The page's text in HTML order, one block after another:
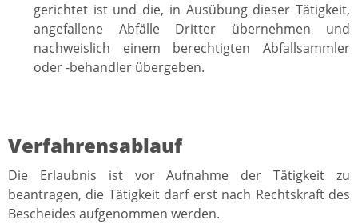
gerichtet ist und die, in Ausübung dieser Tätigkeit,
angefallene Abfälle Dritter übernehmen und
nachweislich einem berechtigten Abfallsammler
oder -behandler übergeben.
Verfahrensablauf
Die Erlaubnis ist vor Aufnahme der Tätigkeit zu
beantragen, die Tätigkeit darf erst nach Rechtskraft des
Bescheides aufgenommen werden.